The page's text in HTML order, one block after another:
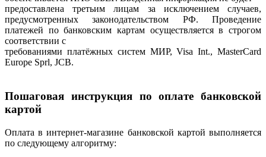
предоставлена третьим лицам за исключением случаев,
предусмотренных законодательством РФ. Проведение
платежей по банковским картам осуществляется в строгом
соответствии с
требованиями платёжных систем МИР, Visa Int., MasterCard
Europe Sprl, JCB.
Пошаговая инструкция по оплате банковской
картой
Оплата в интернет-магазине банковской картой выполняется
по следующему алгоритму: